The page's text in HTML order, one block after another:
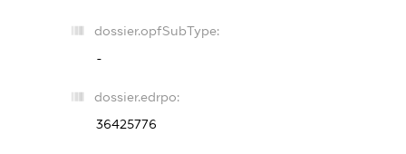
dossier.opfSubType:
-
dossier.edrpo:
36425776